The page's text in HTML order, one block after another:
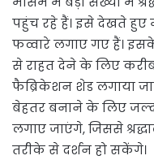
पहुंच रहे हैं। इसे देखते
फव्वारे लगाए गए हैं।
से राहत देने के लिए
फैब्रिकेशन शेड लगाया
बेहतर बनाने के लिए जल्द
लगाए जाएंगे, जिससे
तरीके से दर्शन हो सकेंगे।